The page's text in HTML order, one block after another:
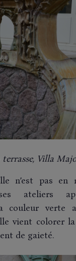
terrasse, Villa
n’est pas en
ateliers
couleur verte
vient colorer
de gaieté.